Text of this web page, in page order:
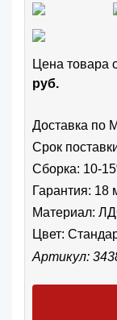
Цена товара
руб.
Доставка по
Срок
Сборка: 10-
Гарантия: 18
Материал:
Цвет:
Артикул: